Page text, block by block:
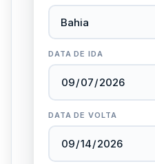
DATA DE IDA
DATA DE VOLTA